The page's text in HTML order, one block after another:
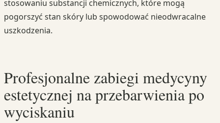
stosowaniu substancji chemicznych, które mogą
pogorszyć stan skóry lub spowodować nieodwracalne
uszkodzenia.
Profesjonalne zabiegi medycyny
estetycznej na przebarwienia po
wyciskaniu